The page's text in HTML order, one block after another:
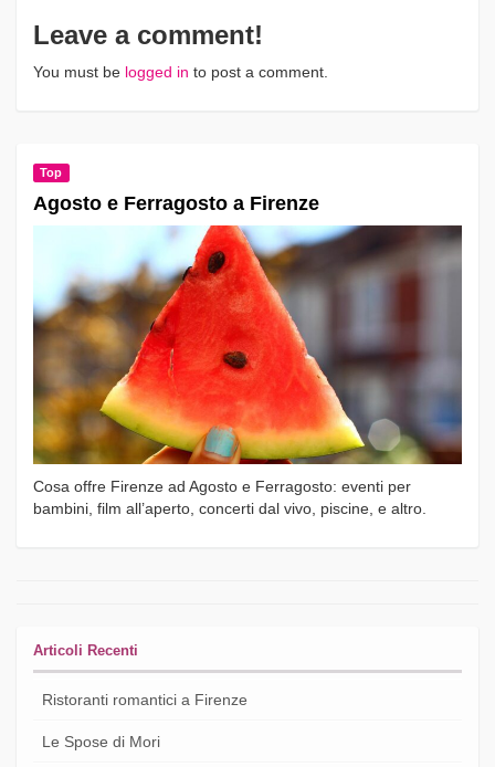
Leave a comment!
You must be logged in to post a comment.
Top
Agosto e Ferragosto a Firenze
Cosa offre Firenze ad Agosto e Ferragosto: eventi per
bambini, film all’aperto, concerti dal vivo, piscine, e altro.
Articoli Recenti
Ristoranti romantici a Firenze
Le Spose di Mori